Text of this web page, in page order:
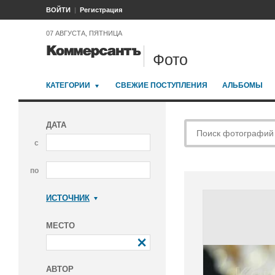
ВОЙТИ Регистрация
07 АВГУСТА, ПЯТНИЦА
Фото
КАТЕГОРИИ СВЕЖИЕ ПОСТУПЛЕНИЯ АЛЬБОМЫ
ДАТА
с
по
ИСТОЧНИК
МЕСТО
АВТОР